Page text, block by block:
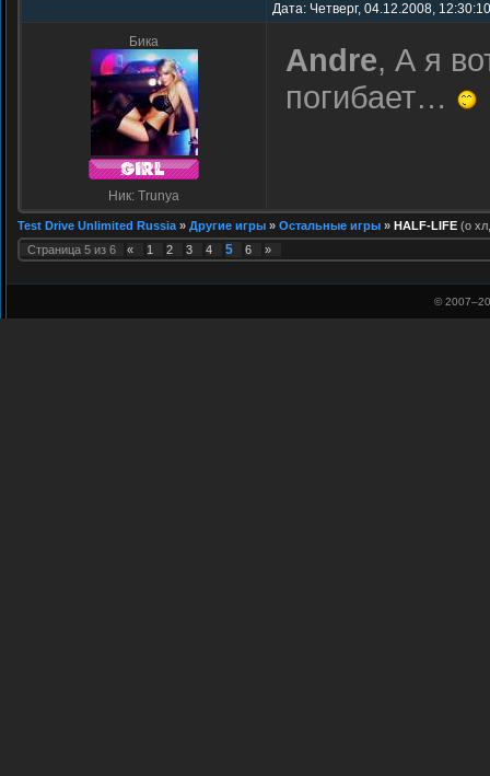
Дата: Четверг, 04.12.2008,
Бика
Ник: Trunya
Andre, А я
погибает…
Test Drive Unlimited Russia » Другие игры » Остальные игры » HALF-LIFE (о
Страница 5 из 6 « 1 2 3 4 5 6 »
© 2007–